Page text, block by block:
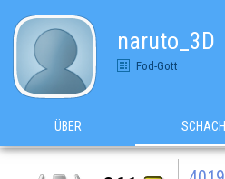
naruto_3D
Fod-Gott
ÜBER SCHACH